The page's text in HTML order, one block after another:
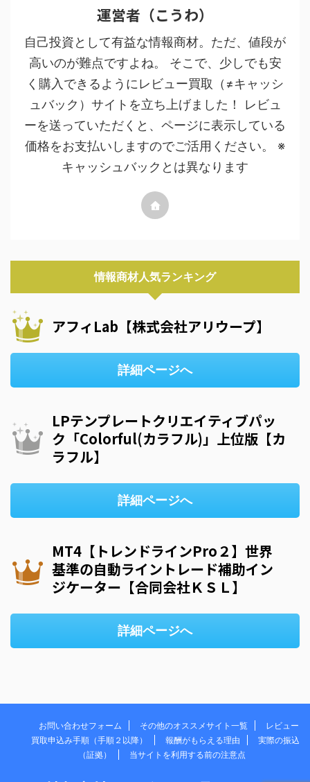
運営者（こうわ）
自己投資として有益な情報商材。ただ、値段が
高いのが難点ですよね。 そこで、少しでも安
く購入できるようにレビュー買取（≠キャッシ
ュバック）サイトを立ち上げました！ レビュ
ーを送っていただくと、ページに表示している
価格をお支払いしますのでご活用ください。 ※
キャッシュバックとは異なります
情報商材人気ランキング
アフィLab【株式会社アリウープ】
詳細ページへ
LPテンプレートクリエイティブパッ
ク「Colorful(カラフル)」上位版【カ
ラフル】
詳細ページへ
MT4【トレンドラインPro２】世界
基準の自動ライントレード補助イン
ジケーター【合同会社ＫＳＬ】
詳細ページへ
お問い合わせフォーム その他のオススメサイト一覧
レビュー
買取申込み手順（手順２以降）
報酬がもらえる理由
実際の振込
（証拠）
当サイトを利用する前の注意点